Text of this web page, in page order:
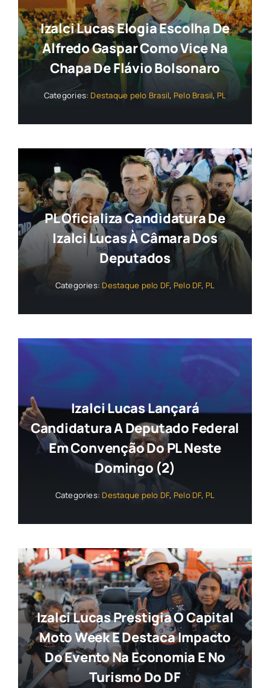
Izalci Lucas Elogia Escolha De
Alfredo Gaspar Como Vice Na
Chapa De Flávio Bolsonaro
Categories: Destaque pelo Brasil, Pelo Brasil, PL
PL Oficializa Candidatura De
Izalci Lucas À Câmara Dos
Deputados
Categories: Destaque pelo DF, Pelo DF, PL
Izalci Lucas Lançará
Candidatura A Deputado Federal
Em Convenção Do PL Neste
Domingo (2)
Categories: Destaque pelo DF, Pelo DF, PL
Izalci Lucas Prestigia O Capital
Moto Week E Destaca Impacto
Do Evento Na Economia E No
Turismo Do DF